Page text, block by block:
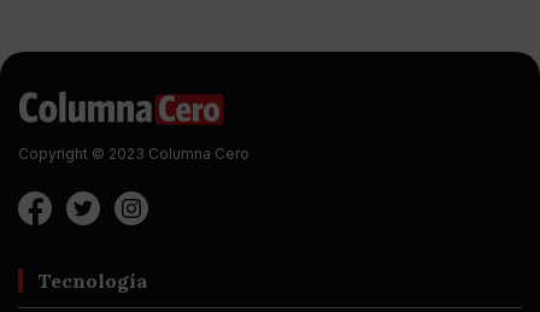
Copyright © 2023 Columna Cero
Tecnología